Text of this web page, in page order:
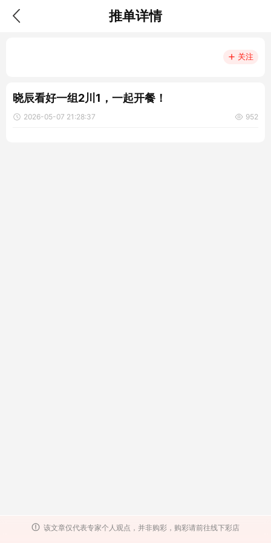
推单详情
关注
晓辰看好一组2川1，一起开餐！
2026-05-07 21:28:37 952
该文章仅代表专家个人观点，并非购彩，购彩请前往线下彩店